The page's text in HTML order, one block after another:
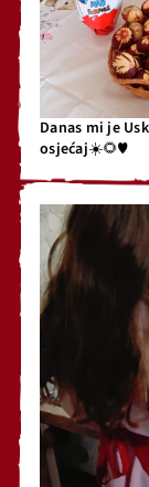
Danas mi je
osjećaj☀️🌻♥️